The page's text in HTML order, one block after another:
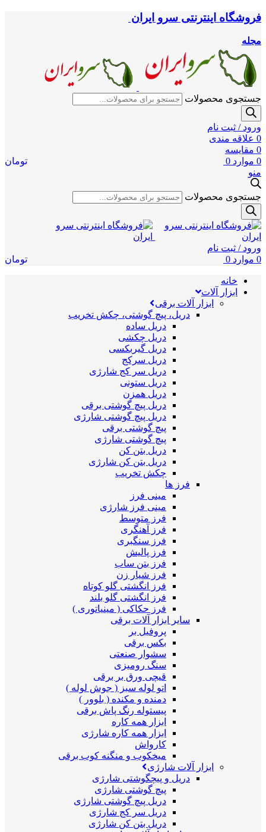
فروشگاه اینترنتی سرو ایران
مجله
جستجوی محصولات
ورود / ثبت نام
0 علاقه مندی
0 مقایسه
0 موارد 0
تومان
منو
جستجوی محصولات
ورود / ثبت نام
0 موارد 0 تومان
خانه
ابزار آلات
ابزار آلات برقی
دریل، پیچ گوشتی، چکش تخریب
دریل ساده
دریل چکشی
دریل گیربکسی
دریل سرکج
دریل سر کج شارژی
دریل ستونی
دریل همزن
دریل پیچ گوشتی برقی
دریل پیچ گوشتی شارژی
پیچ گوشتی برقی
پیچ گوشتی شارژی
دریل بتن کن
دریل بتن کن شارژی
چکش تخریب
فرز ها
مینی فرز
مینی فرز شارژی
فرز متوسط
فرز آهنگری
فرز سنگبری
فرز پالیش
فرز بتن ساب
فرز شیار زن
فرز انگشتی گلو کوتاه
فرز انگشتی گلو بلند
فرز حکاکی ( مینیاتوری )
سایر ابزار آلات برقی
پروفیل بر
بکس برقی
سشوار صنعتی
سنگ رومیزی
قیچی ورق بر برقی
اتو لوله سبز ( جوش لوله )
دمنده و مکنده ( بلوور )
پیستوله رنگ پاش برقی
ابزار همه کاره
ابزار همه کاره شارژی
کارواش
میخکوب و منگنه کوب برقی
ابزار آلات شارژی
دریل و پیچگوشتی شارژی
پیچ گوشتی شارژی
دریل پیچ گوشتی شارژی
دریل سر کج شارژی
دریل بتن کن شارژی